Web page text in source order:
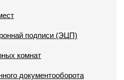
подписи (ЭЦП)
комнат
документооборота